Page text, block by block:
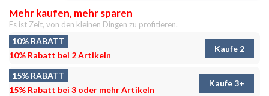
Mehr kaufen, mehr sparen
Es ist Zeit, von den kleinen Dingen zu profitieren.
10% RABATT
10% Rabatt bei 2 Artikeln
Kaufe 2
15% RABATT
15% Rabatt bei 3 oder mehr Artikeln
Kaufe 3+